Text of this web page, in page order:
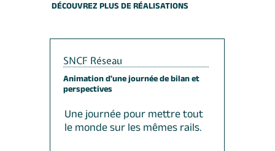
DÉCOUVREZ PLUS DE RÉALISATIONS
SNCF Réseau
Animation d'une journée de bilan et
perspectives
Une journée pour mettre tout
le monde sur les mêmes rails.